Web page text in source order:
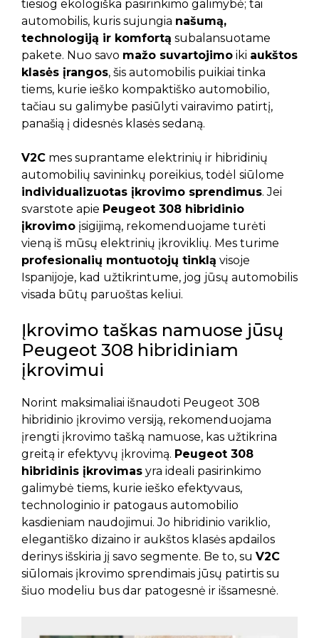
tiesiog ekologiška pasirinkimo galimybė; tai
automobilis, kuris sujungia našumą,
technologiją ir komfortą subalansuotame
pakete. Nuo savo mažo suvartojimo iki aukštos
klasės įrangos, šis automobilis puikiai tinka
tiems, kurie ieško kompaktiško automobilio,
tačiau su galimybe pasiūlyti vairavimo patirtį,
panašią į didesnės klasės sedaną.
V2C mes suprantame elektrinių ir hibridinių
automobilių savininkų poreikius, todėl siūlome
individualizuotas įkrovimo sprendimus. Jei
svarstote apie Peugeot 308 hibridinio
įkrovimo įsigijimą, rekomenduojame turėti
vieną iš mūsų elektrinių įkroviklių. Mes turime
profesionalių montuotojų tinklą visoje
Ispanijoje, kad užtikrintume, jog jūsų automobilis
visada būtų paruoštas keliui.
Įkrovimo taškas namuose jūsų
Peugeot 308 hibridiniam
įkrovimui
Norint maksimaliai išnaudoti Peugeot 308
hibridinio įkrovimo versiją, rekomenduojama
įrengti įkrovimo tašką namuose, kas užtikrina
greitą ir efektyvų įkrovimą. Peugeot 308
hibridinis įkrovimas yra ideali pasirinkimo
galimybė tiems, kurie ieško efektyvaus,
technologinio ir patogaus automobilio
kasdieniam naudojimui. Jo hibridinio variklio,
elegantiško dizaino ir aukštos klasės apdailos
derinys išskiria jį savo segmente. Be to, su V2C
siūlomais įkrovimo sprendimais jūsų patirtis su
šiuo modeliu bus dar patogesnė ir išsamesnė.